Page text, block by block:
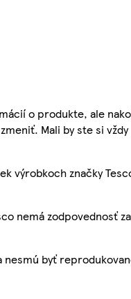
o produkte, ale
Mali by ste si
výrobkoch značky
nemá zodpovednosť
byť